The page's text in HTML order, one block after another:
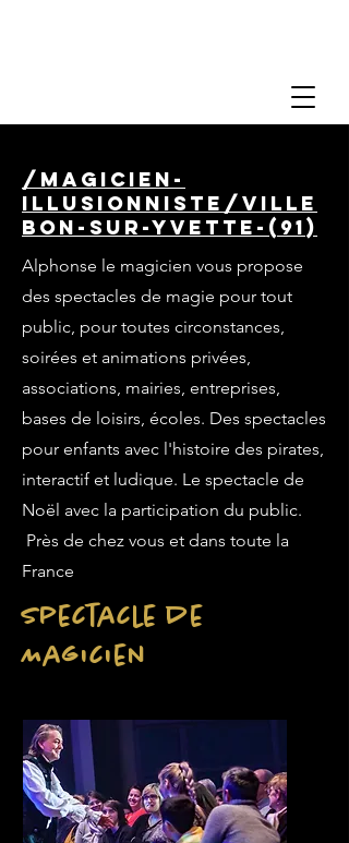
/magicien-
illusionniste/ville
bon-sur-yvette-(91)
Alphonse le magicien vous propose
des spectacles de magie pour tout
public, pour toutes circonstances,
soirées et animations privées,
associations, mairies, entreprises,
bases de loisirs, écoles. Des spectacles
pour enfants avec l'histoire des pirates,
interactif et ludique. Le spectacle de
Noël avec la participation du public.
Près de chez vous et dans toute la
France
Spectacle de
Magicien